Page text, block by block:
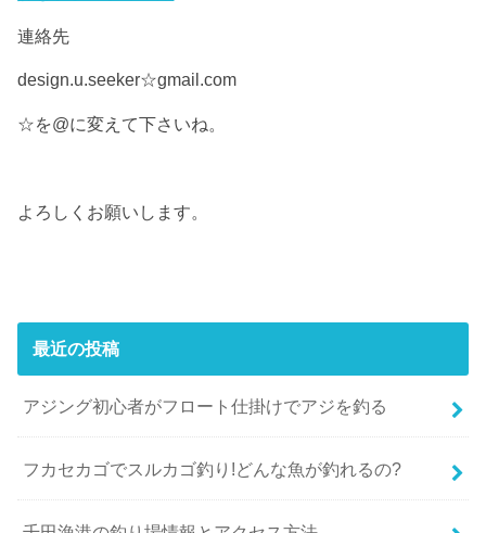
連絡先
design.u.seeker☆gmail.com
☆を@に変えて下さいね。
よろしくお願いします。
最近の投稿
アジング初心者がフロート仕掛けでアジを釣る
フカセカゴでスルカゴ釣り!どんな魚が釣れるの?